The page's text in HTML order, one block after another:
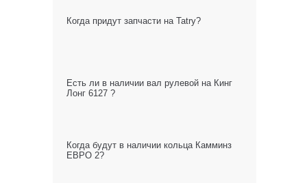
Когда придут запчасти на Tatry?
Есть ли в наличии вал рулевой на Кинг
Лонг 6127 ?
Когда будут в наличии кольца Камминз
ЕВРО 2?